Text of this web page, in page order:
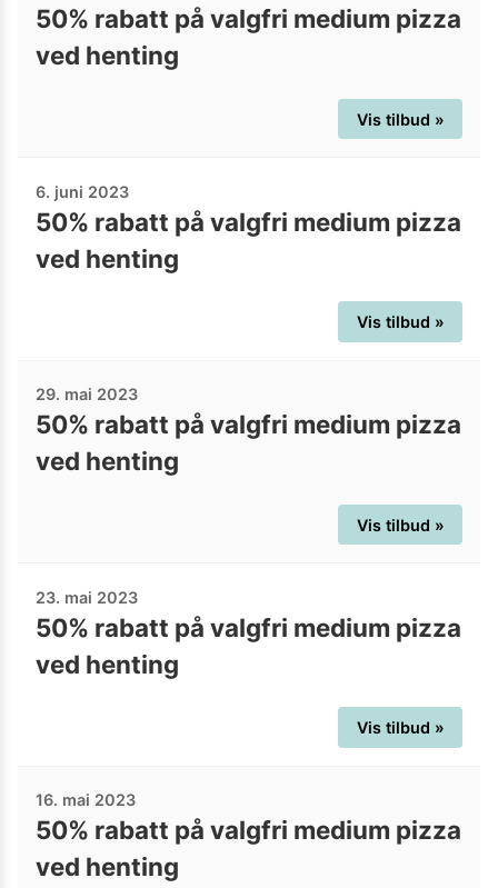
50% rabatt på valgfri medium pizza
ved henting
Vis tilbud »
6. juni 2023
50% rabatt på valgfri medium pizza
ved henting
Vis tilbud »
29. mai 2023
50% rabatt på valgfri medium pizza
ved henting
Vis tilbud »
23. mai 2023
50% rabatt på valgfri medium pizza
ved henting
Vis tilbud »
16. mai 2023
50% rabatt på valgfri medium pizza
ved henting